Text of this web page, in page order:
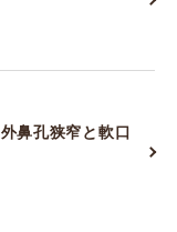
鼻孔狭窄と軟口